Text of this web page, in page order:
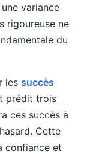
variance
rigoureuse ne
du
les succès
prédit trois
ces succès à
Cette
confiance et